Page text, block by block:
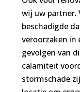
wij uw partner.
beschadigde
veroorzaken in
gevolgen van
calamiteit
stormschade